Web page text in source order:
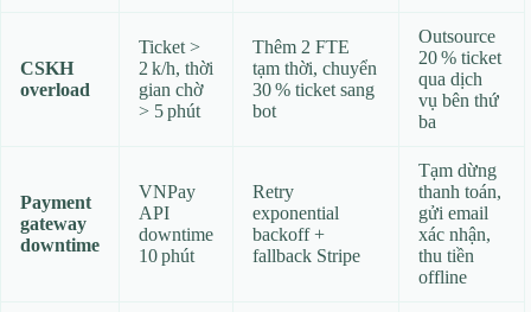
CSKH
overload
Ticket >
2 k/h, thời
gian chờ
> 5 phút
Thêm 2 FTE
tạm thời, chuyển
30 % ticket sang
bot
Outsource
20 % ticket
qua dịch
vụ bên thứ
ba
Payment
gateway
downtime
VNPay
API
downtime
10 phút
Retry
exponential
backoff +
fallback Stripe
Tạm dừng
thanh toán,
gửi email
xác nhận,
thu tiền
offline